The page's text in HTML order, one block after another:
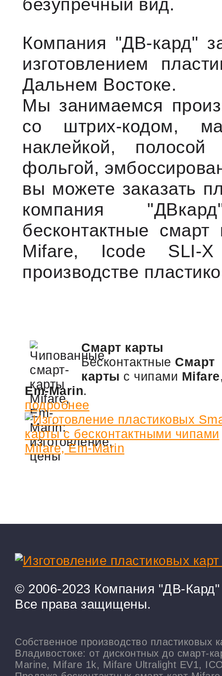
Компания "ДВ-кард"
изготовлением
Дальнем Востоке.
Мы занимаемся
со штрих-кодом,
наклейкой,
фольгой,
вы можете заказать
компания
бесконтактные
Mifare, Icode SLI-
производстве
Смарт карты
Бесконтактные Смарт
карты с чипами Mifare
Em-Marin.
подробнее
© 2006-2023 Компания "ДВ-Кард"
Все права защищены.
Собственное производство пластиковых
Владивостоке: от дисконтных до смарт-
Marine, Mifare 1k, Mifare Ultralight EV1,